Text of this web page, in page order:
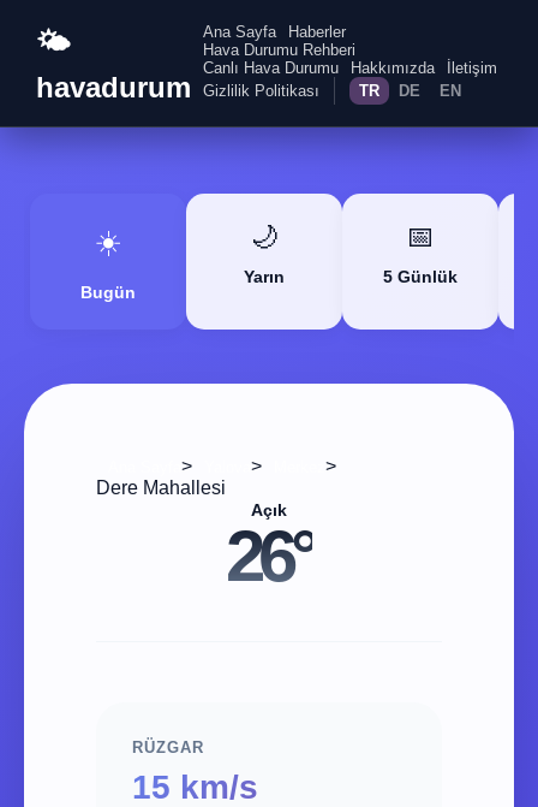
🌤️
havadurum
Ana Sayfa
Haberler
Hava Durumu Rehberi
Canlı Hava Durumu
Hakkımızda
İletişim
Gizlilik Politikası
TR DE EN
☀️
Bugün
🌙
Yarın
📅
5 Günlük
> >
>
Dere Mahallesi
Açık
26°
RÜZGAR
15 km/s